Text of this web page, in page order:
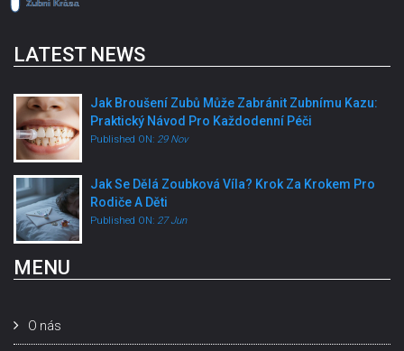
LATEST NEWS
Jak Broušení Zubů Může Zabránit Zubnímu Kazu:
Praktický Návod Pro Každodenní Péči
Published ON: 29 Nov
Jak Se Dělá Zoubková Víla? Krok Za Krokem Pro
Rodiče A Děti
Published ON: 27 Jun
MENU
O nás